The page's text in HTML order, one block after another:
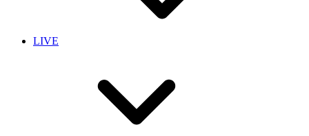
LIVE